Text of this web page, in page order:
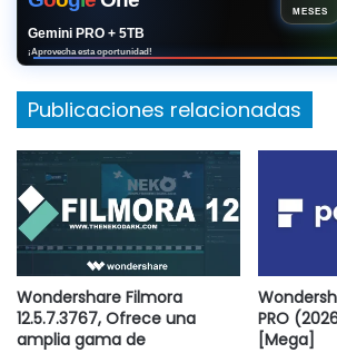
MESES
Gemini PRO + 5TB
¡Aprovecha esta oportunidad!
Publicaciones relacionadas
Wondershare Filmora
12.5.7.3767, Ofrece una
amplia gama de
PRO
[Mega]